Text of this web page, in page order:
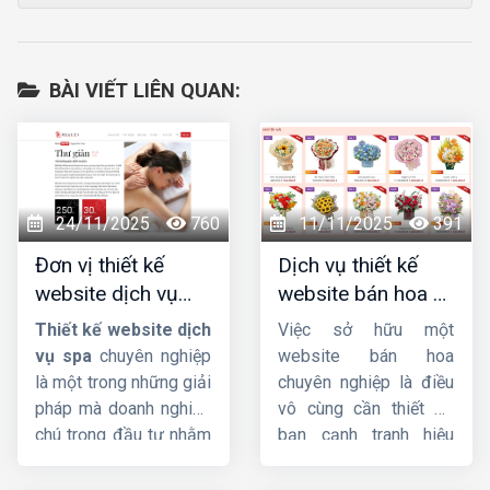
BÀI VIẾT LIÊN QUAN:
24/11/2025 760
Đơn vị thiết kế
website dịch vụ
spa uy tín, chuyên
nghiệp, chuẩn SEO
Thiết kế website dịch
vụ spa chuyên nghiệp
là một trong những giải
pháp mà doanh nghiệp
chú trọng đầu tư nhằm
11/11/2025 391
Dịch vụ thiết kế
website bán hoa uy
tín, chuyên nghiệp,
giao diện đẹp
Việc sở hữu một
website bán hoa
chuyên nghiệp là điều
vô cùng cần thiết để
bạn cạnh tranh hiệu